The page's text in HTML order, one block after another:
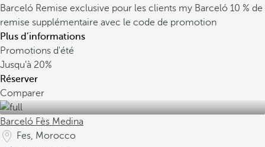
Barceló Remise exclusive pour les clients my Barceló 10 % de
remise supplémentaire avec le code de promotion
Plus d’informations
Promotions d'été
Jusqu’à 20%
Réserver
Comparer
Barceló Fès Medina
Fes, Morocco